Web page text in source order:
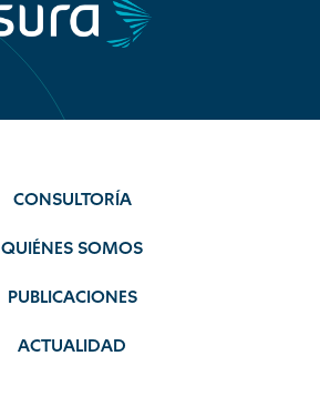
CONSULTORÍA
QUIÉNES SOMOS
PUBLICACIONES
ACTUALIDAD